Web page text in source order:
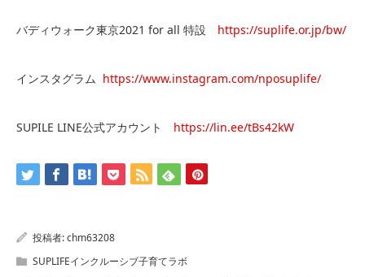
バディウォーク東京2021 for all 特設 https://suplife.or.jp/bw/
インスタグラム https://www.instagram.com/nposuplife/
SUPILE LINE公式アカウント https://lin.ee/tBs42kW
投稿者:chm63208
SUPLIFEインクルーシブ子育てラボ